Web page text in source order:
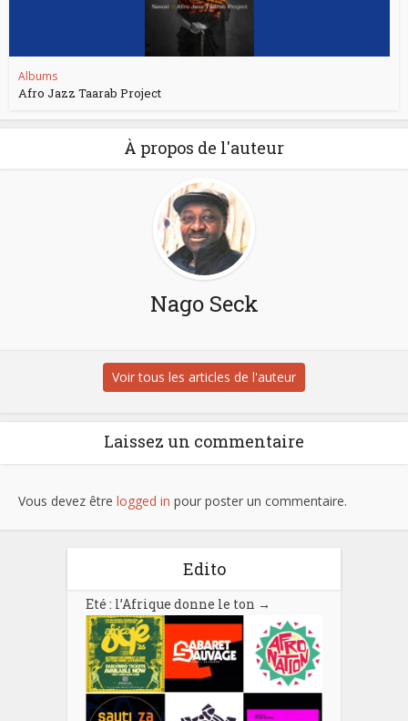
Albums
Afro Jazz Taarab Project
À propos de l'auteur
Nago Seck
Voir tous les articles de l'auteur
Laissez un commentaire
Vous devez être logged in pour poster un commentaire.
Edito
Eté : l’Afrique donne le ton →